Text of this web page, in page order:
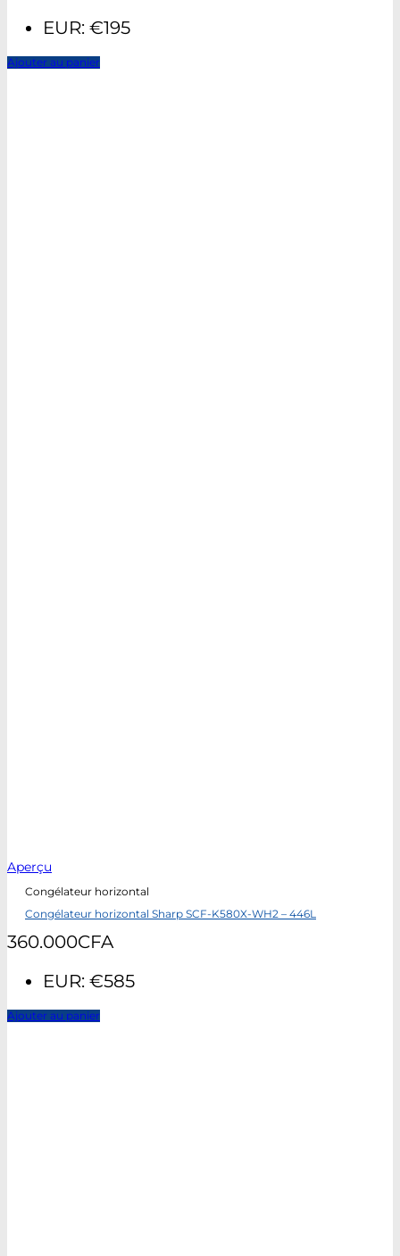
EUR: €195
Ajouter au panier
Aperçu
Congélateur horizontal
Congélateur horizontal Sharp SCF-K580X-WH2 – 446L
360.000CFA
EUR: €585
Ajouter au panier